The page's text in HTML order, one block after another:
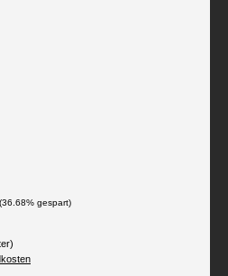
Preis:
(36.68% gespart)